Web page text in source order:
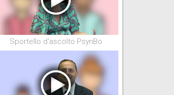
Sportello d'ascolto PsynBo